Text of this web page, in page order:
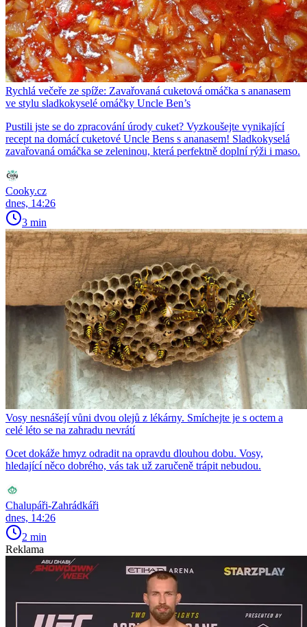
Rychlá večeře ze spíže: Zavařovaná cuketová omáčka s ananasem
ve stylu sladkokyselé omáčky Uncle Ben’s
Pustili jste se do zpracování úrody cuket? Vyzkoušejte vynikající
recept na domácí cuketové Uncle Bens s ananasem! Sladkokyselá
zavařovaná omáčka se zeleninou, která perfektně doplní rýži i maso.
Cooky.cz
dnes, 14:26
3 min
Vosy nesnášejí vůni dvou olejů z lékárny. Smíchejte je s octem a
celé léto se na zahradu nevrátí
Ocet dokáže hmyz odradit na opravdu dlouhou dobu. Vosy,
hledající něco dobrého, vás tak už zaručeně trápit nebudou.
Chalupáři-Zahrádkáři
dnes, 14:26
2 min
Reklama